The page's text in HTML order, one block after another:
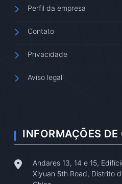
Perfil da empresa
Contato
Privacidade
Aviso legal
INFORMAÇÕES DE
Andares 13, 14 e 15,
Xiyuan 5th Road, Distrito